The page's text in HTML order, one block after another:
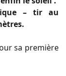
– tir au
sa première